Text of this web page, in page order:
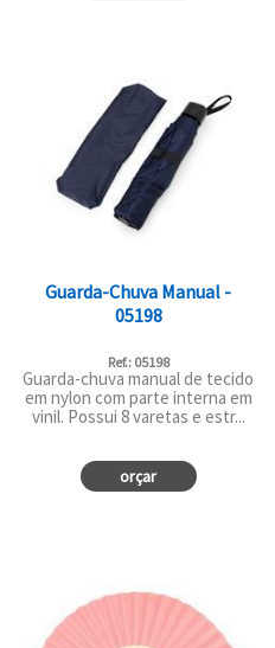
Guarda-Chuva Manual -
05198
Ref.: 05198
Guarda-chuva manual de tecido
em nylon com parte interna em
vinil. Possui 8 varetas e estr...
orçar